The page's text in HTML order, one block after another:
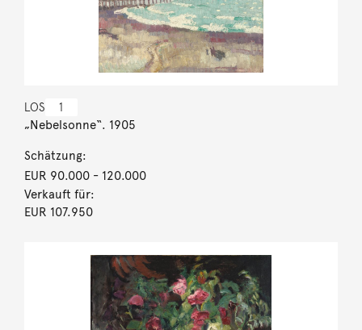
LOS 1
„Nebelsonne“. 1905
Schätzung:
EUR 90.000- 120.000
Verkauft für:
EUR 107.950